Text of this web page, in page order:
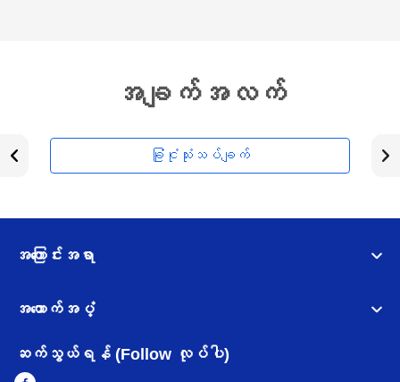
အချက်အလက်
ခြုံငုံသုံးသပ်ချက်
အကြောင်းအရာ
အထောက်အပံ့
ဆက်သွယ်ရန် (Follow လုပ်ပါ)